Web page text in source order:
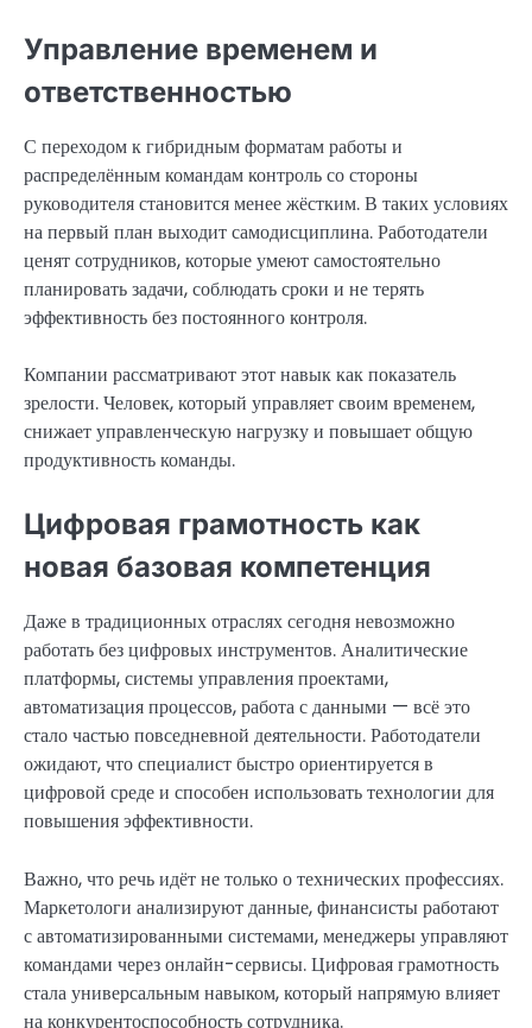
Управление временем и
ответственностью
С переходом к гибридным форматам работы и
распределённым командам контроль со стороны
руководителя становится менее жёстким. В таких условиях
на первый план выходит самодисциплина. Работодатели
ценят сотрудников, которые умеют самостоятельно
планировать задачи, соблюдать сроки и не терять
эффективность без постоянного контроля.
Компании рассматривают этот навык как показатель
зрелости. Человек, который управляет своим временем,
снижает управленческую нагрузку и повышает общую
продуктивность команды.
Цифровая грамотность как
новая базовая компетенция
Даже в традиционных отраслях сегодня невозможно
работать без цифровых инструментов. Аналитические
платформы, системы управления проектами,
автоматизация процессов, работа с данными — всё это
стало частью повседневной деятельности. Работодатели
ожидают, что специалист быстро ориентируется в
цифровой среде и способен использовать технологии для
повышения эффективности.
Важно, что речь идёт не только о технических профессиях.
Маркетологи анализируют данные, финансисты работают
с автоматизированными системами, менеджеры управляют
командами через онлайн-сервисы. Цифровая грамотность
стала универсальным навыком, который напрямую влияет
на конкурентоспособность сотрудника.